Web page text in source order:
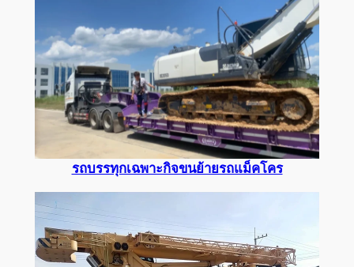
รถบรรทุกเฉพาะกิจขนย้ายรถแม็คโคร